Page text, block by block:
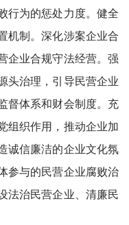
行为的惩处力度。健全
机制。深化涉案企业合
企业合规守法经营。强
头治理，引导民营企业
督体系和财会制度。充
组织作用，推动企业加
诚信廉洁的企业文化氛
参与的民营企业腐败治
法治民营企业、清廉民